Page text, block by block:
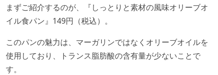
まずご紹介するのが、『しっとりと素材の風味オリーブオ
イル食パン』149円（税込）。
このパンの魅力は、マーガリンではなくオリーブオイルを
使用しており、トランス脂肪酸の含有量が少ないことで
す。